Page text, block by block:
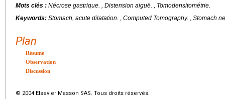
Mots clés : Nécrose gastrique. , Distension aiguë. , Tomodensitométrie.
Keywords: Stomach, acute dilatation. , Computed Tomography. , Stomach
Plan
Résumé
Observation
Discussion
© 2004 Elsevier Masson SAS. Tous droits réservés.